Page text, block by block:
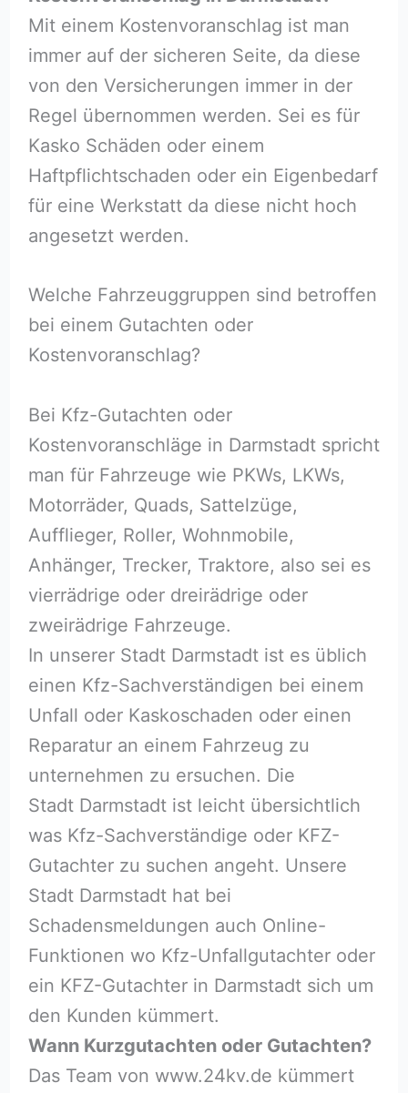
Mit einem Kostenvoranschlag ist man
immer auf der sicheren Seite, da diese
von den Versicherungen immer in der
Regel übernommen werden. Sei es für
Kasko Schäden oder einem
Haftpflichtschaden oder ein Eigenbedarf
für eine Werkstatt da diese nicht hoch
angesetzt werden.
Welche Fahrzeuggruppen sind betroffen
bei einem Gutachten oder
Kostenvoranschlag?
Bei Kfz-Gutachten oder
Kostenvoranschläge in Darmstadt spricht
man für Fahrzeuge wie PKWs, LKWs,
Motorräder, Quads, Sattelzüge,
Aufflieger, Roller, Wohnmobile,
Anhänger, Trecker, Traktore, also sei es
vierrädrige oder dreirädrige oder
zweirädrige Fahrzeuge.
In unserer Stadt Darmstadt ist es üblich
einen Kfz-Sachverständigen bei einem
Unfall oder Kaskoschaden oder einen
Reparatur an einem Fahrzeug zu
unternehmen zu ersuchen. Die
Stadt Darmstadt ist leicht übersichtlich
was Kfz-Sachverständige oder KFZ-
Gutachter zu suchen angeht. Unsere
Stadt Darmstadt hat bei
Schadensmeldungen auch Online-
Funktionen wo Kfz-Unfallgutachter oder
ein KFZ-Gutachter in Darmstadt sich um
den Kunden kümmert.
Wann Kurzgutachten oder Gutachten?
Das Team von www.24kv.de kümmert